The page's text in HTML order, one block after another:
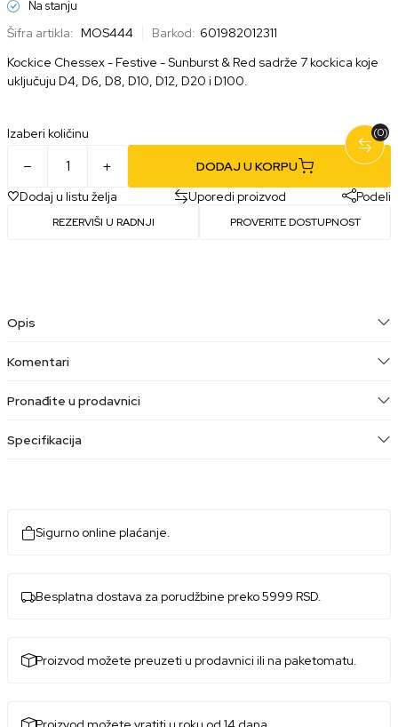
Na stanju
Šifra artikla: MOS444 Barkod: 601982012311
Kockice Chessex - Festive - Sunburst & Red sadrže 7 kockica koje
uključuju D4, D6, D8, D10, D12, D20 i D100.
Izaberi količinu
DODAJ U KORPU
Dodaj u listu želja
Uporedi proizvod Podeli
REZERVIŠI U RADNJI PROVERITE DOSTUPNOST
(0)
Opis
Komentari
Pronađite u prodavnici
Specifikacija
Sigurno online plaćanje.
Besplatna dostava za porudžbine preko 5999 RSD.
Proizvod možete preuzeti u prodavnici ili na paketomatu.